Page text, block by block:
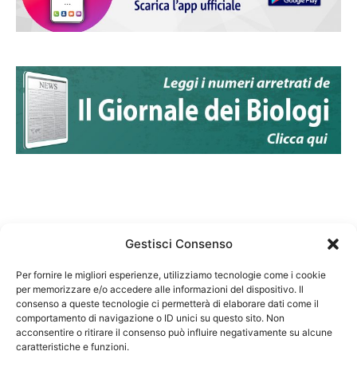
Gestisci Consenso
Per fornire le migliori esperienze, utilizziamo tecnologie come i cookie
per memorizzare e/o accedere alle informazioni del dispositivo. Il
consenso a queste tecnologie ci permetterà di elaborare dati come il
comportamento di navigazione o ID unici su questo sito. Non
acconsentire o ritirare il consenso può influire negativamente su alcune
caratteristiche e funzioni.
Federazione Nazionale Degli Ordini dei Biologi:
codice fiscale 80069130583
Responsabile sito internet www.fnob.it: